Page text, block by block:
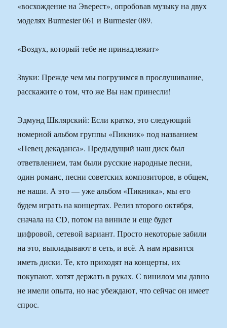
«восхождение на Эверест», опробовав музыку на двух
моделях Burmester 061 и Burmester 089.
«Воздух, который тебе не принадлежит»
Звуки: Прежде чем мы погрузимся в прослушивание,
расскажите о том, что же Вы нам принесли!
Эдмунд Шклярский: Если кратко, это следующий
номерной альбом группы «Пикник» под названием
«Певец декаданса». Предыдущий наш диск был
ответвлением, там были русские народные песни,
один романс, песни советских композиторов, в общем,
не наши. А это — уже альбом «Пикника», мы его
будем играть на концертах. Релиз второго октября,
сначала на CD, потом на виниле и еще будет
цифровой, сетевой вариант. Просто некоторые забили
на это, выкладывают в сеть, и всё. А нам нравится
иметь диски. Те, кто приходят на концерты, их
покупают, хотят держать в руках. С винилом мы давно
не имели опыта, но нас убеждают, что сейчас он имеет
спрос.